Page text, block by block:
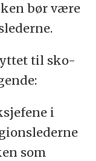
bør være
til sko-
i
som